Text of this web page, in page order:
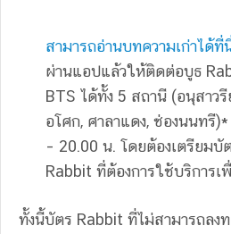
สามารถอ่านบทความเก่าได้ที่
ผ่านแอปแล้วให้ติดต่อบูธ
BTS ได้ทั้ง 5 สถานี (อนุสาว
อโศก, ศาลาแดง, ช่องนนทรี)*
– 20.00 น. โดยต้องเตรียม
Rabbit ที่ต้องการใช้บริการเ
ทั้งนี้บัตร Rabbit ที่ไม่สามารถลง